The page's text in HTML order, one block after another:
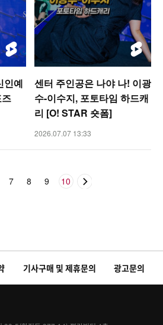
인예
센터 주인공은 나야 나! 이광
수-이수지, 포토타임 하드캐
리 [O! STAR 숏폼]
2026.07.07 13:33
7 8 9 10
기사구매 및 제휴문의 광고문의